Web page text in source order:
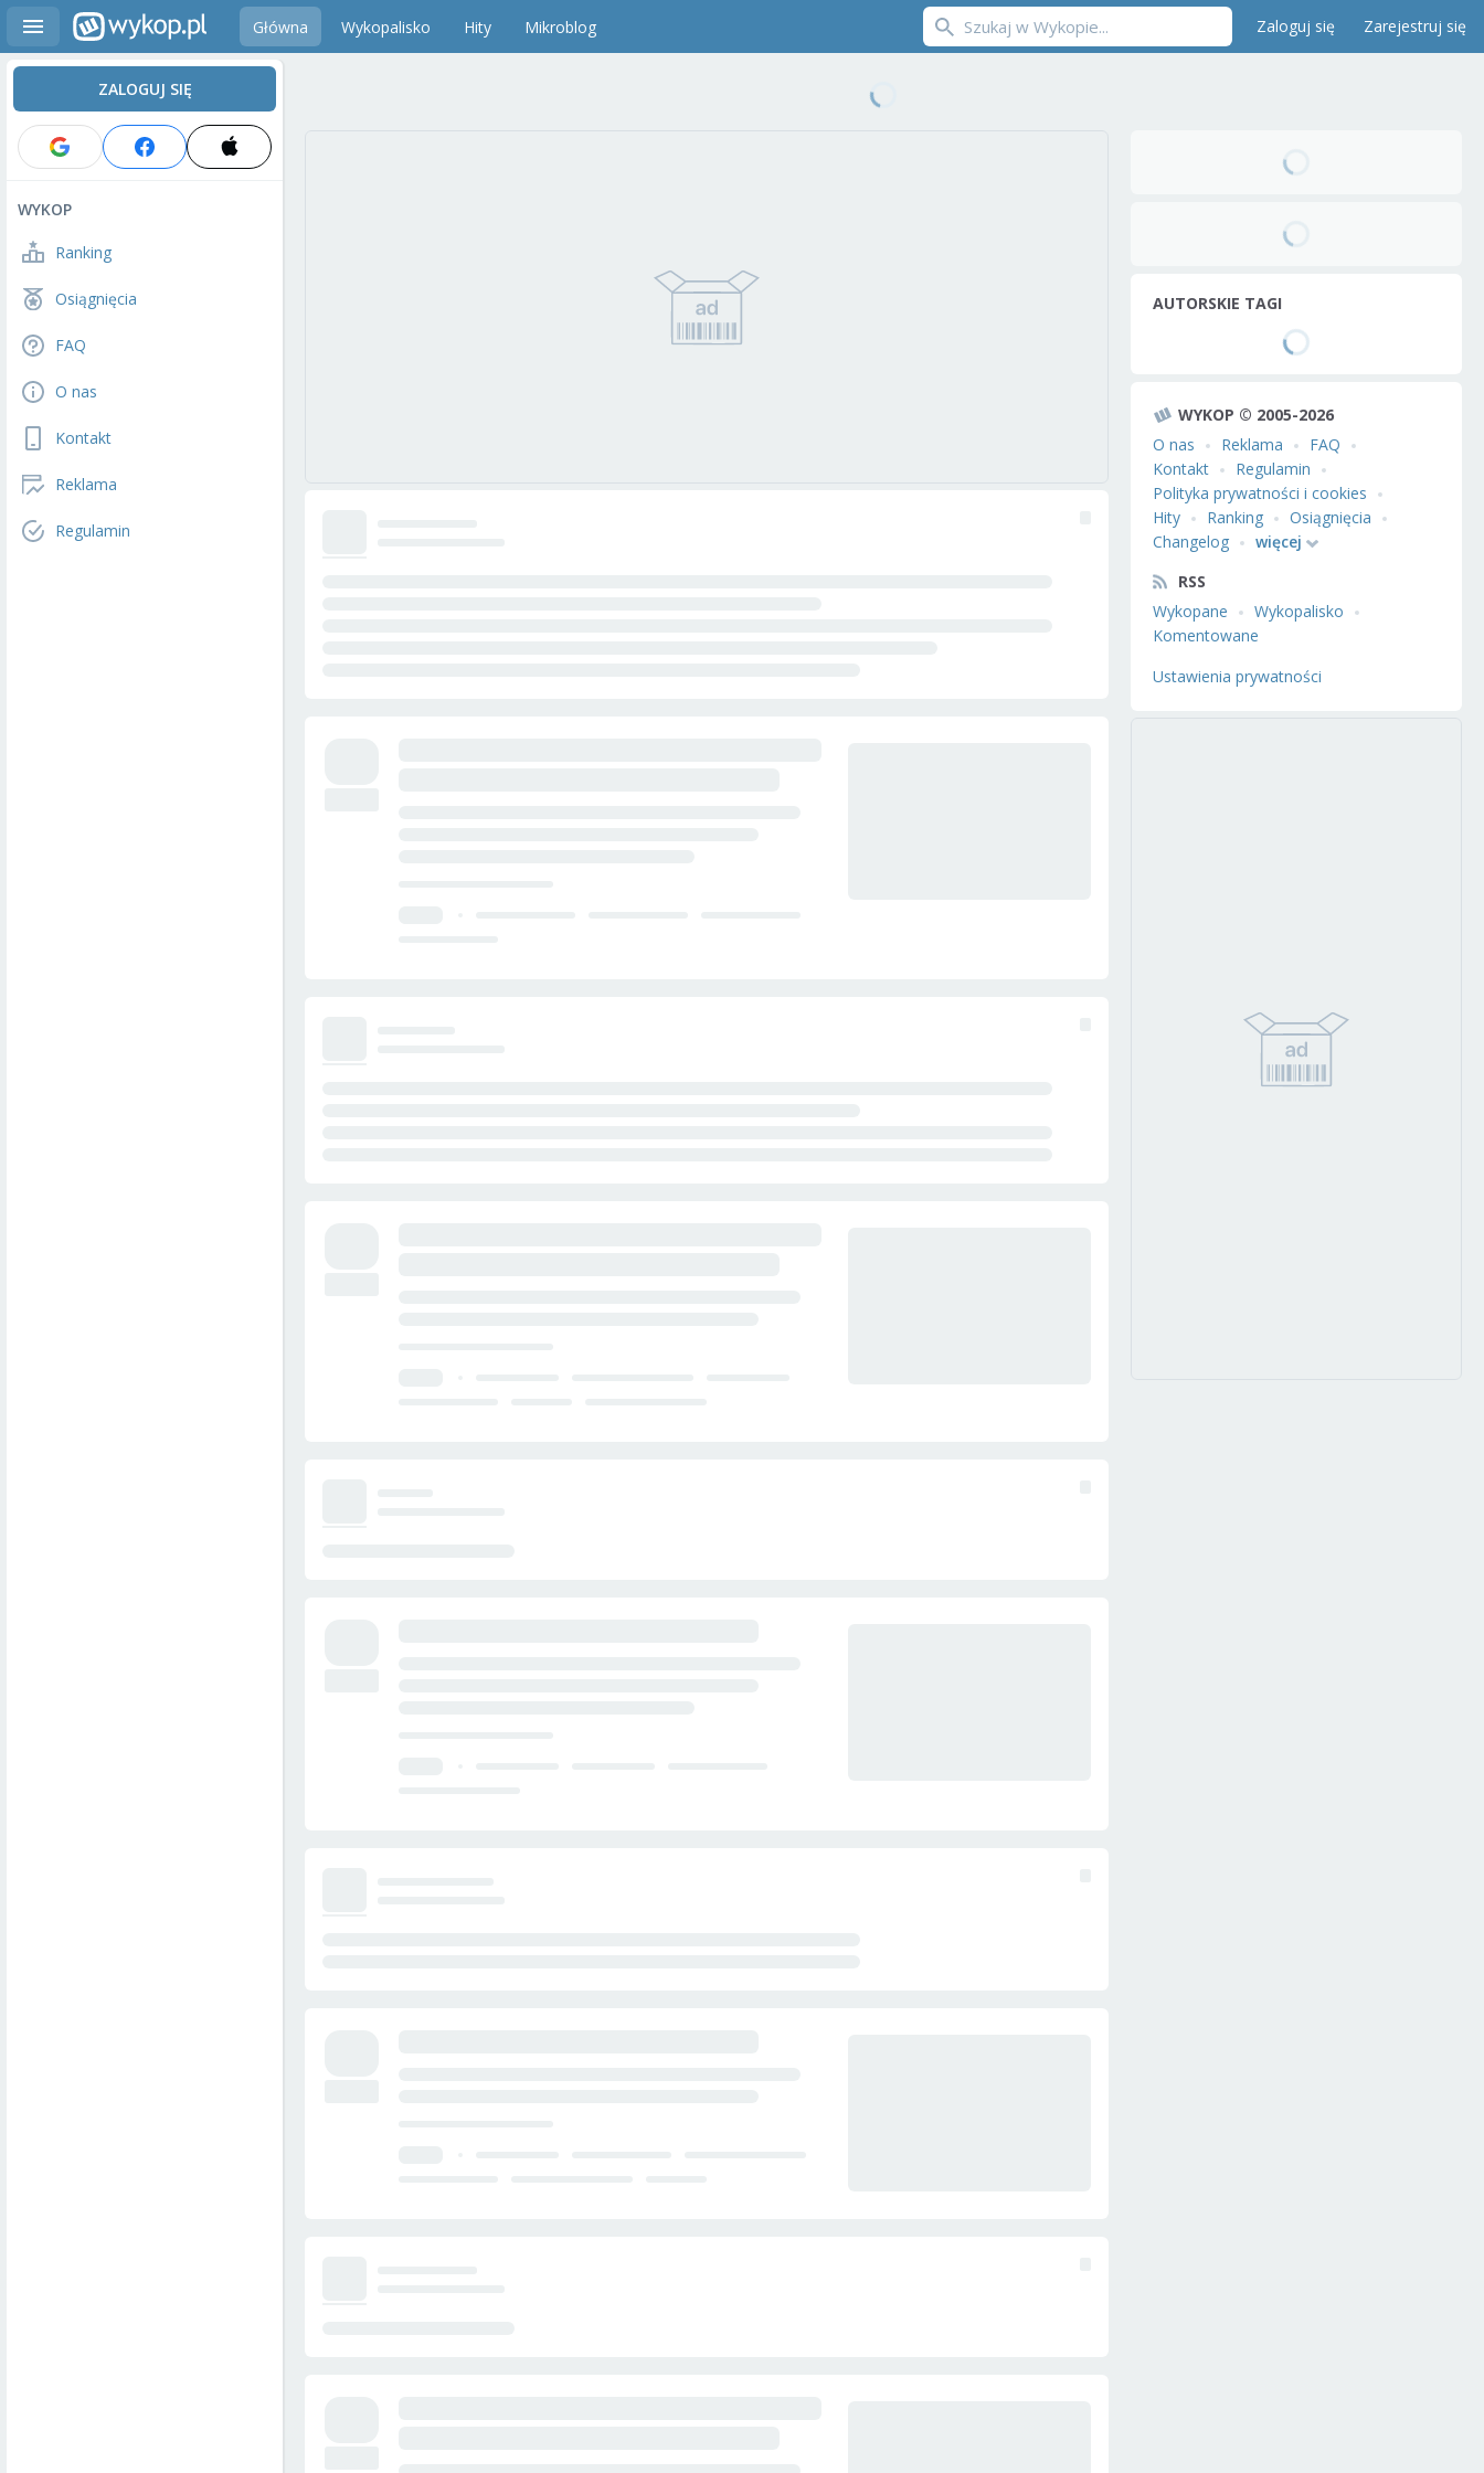
Główna Wykopalisko Hity Mikroblog Zaloguj się Zarejestruj się
ZALOGUJ SIĘ
WYKOP
Ranking
Osiągnięcia
FAQ
O nas
Kontakt
Reklama
Regulamin
AUTORSKIE TAGI
WYKOP © 2005-2026
O nas
Reklama
FAQ
Kontakt
Regulamin
Polityka prywatności i cookies
Hity
Ranking
Osiągnięcia
Changelog
więcej
RSS
Wykopane
Wykopalisko
Komentowane
Ustawienia prywatności